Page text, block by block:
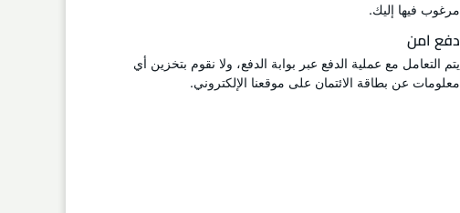
مرغوب فيها إليك.
دفع امن
يتم التعامل مع عملية الدفع عبر بوابة الدفع، ولا نقوم بتخزين أي
معلومات عن بطاقة الائتمان على موقعنا الإلكتروني.